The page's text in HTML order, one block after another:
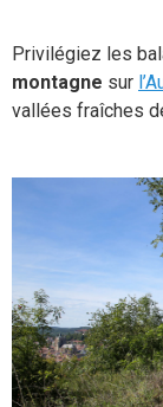
Privilégiez les
montagne sur
vallées fraîches